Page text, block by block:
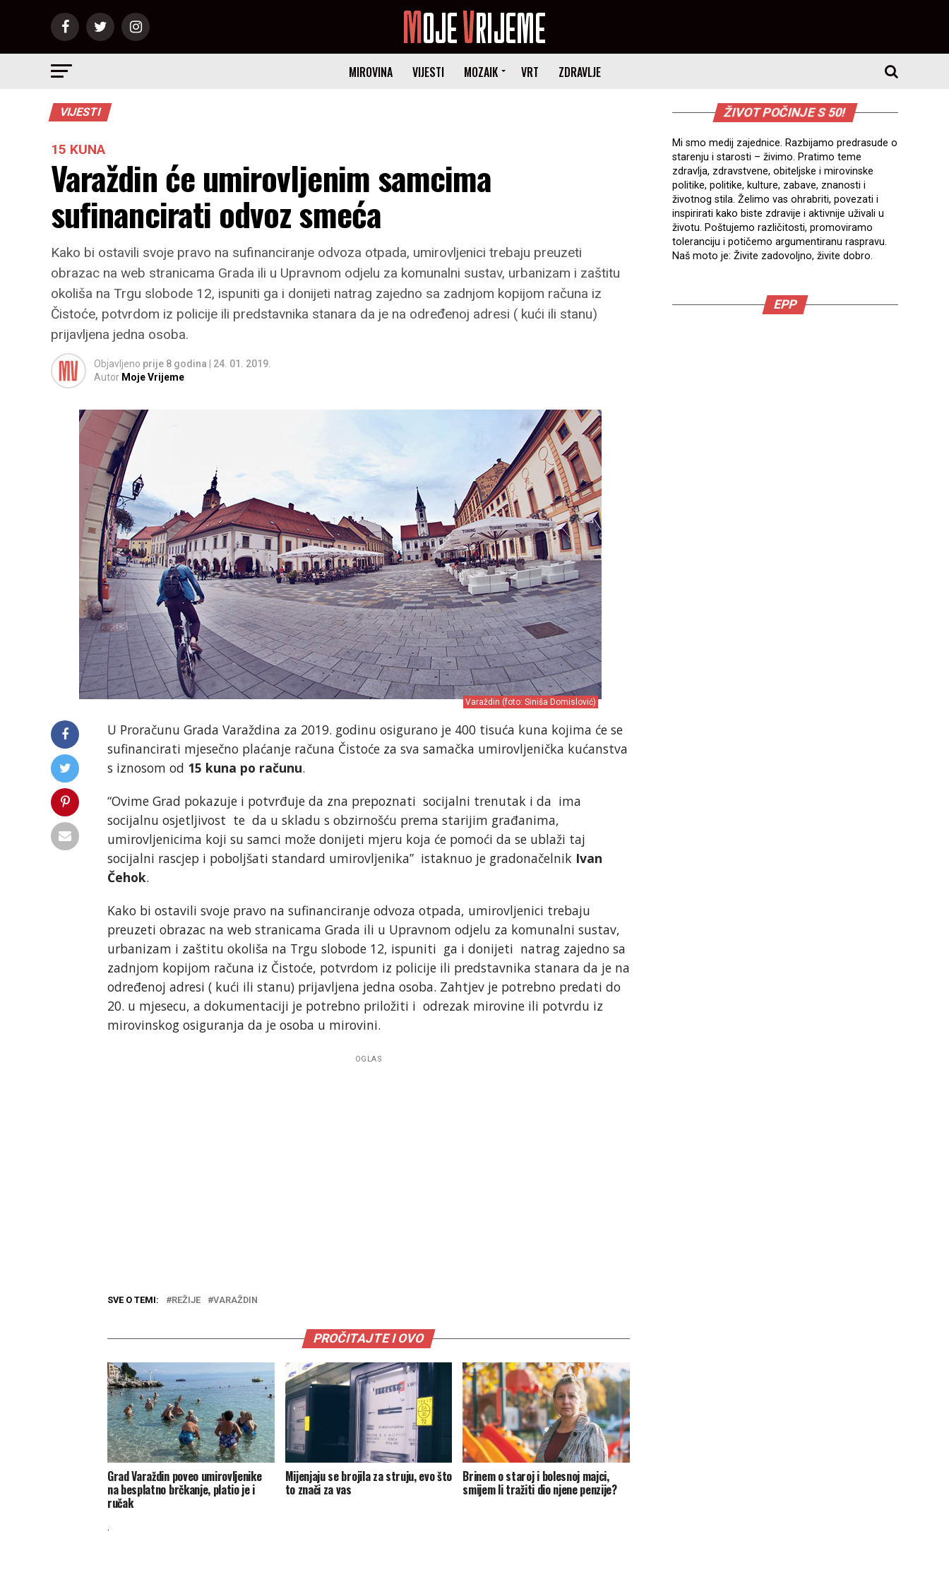
MIROVINA VIJESTI MOZAIK VRT ZDRAVLJE
VIJESTI
15 KUNA
Varaždin će umirovljenim samcima
sufinancirati odvoz smeća
Kako bi ostavili svoje pravo na sufinanciranje odvoza otpada, umirovljenici trebaju preuzeti
obrazac na web stranicama Grada ili u Upravnom odjelu za komunalni sustav, urbanizam i zaštitu
okoliša na Trgu slobode 12, ispuniti ga i donijeti natrag zajedno sa zadnjom kopijom računa iz
Čistoće, potvrdom iz policije ili predstavnika stanara da je na određenoj adresi ( kući ili stanu)
prijavljena jedna osoba.
Objavljeno prije 8 godina
24. 01. 2019.
Autor Moje Vrijeme
Varaždin (foto: Siniša Domislović)
U Proračunu Grada Varaždina za 2019. godinu osigurano je 400 tisuća kuna kojima će se
sufinancirati mjesečno plaćanje računa Čistoće za sva samačka umirovljenička kućanstva
s iznosom od 15 kuna po računu.
“Ovime Grad pokazuje i potvrđuje da zna prepoznati socijalni trenutak i da ima
socijalnu osjetljivost te da u skladu s obzirnošću prema starijim građanima,
umirovljenicima koji su samci može donijeti mjeru koja će pomoći da se ublaži taj
socijalni rascjep i poboljšati standard umirovljenika” istaknuo je gradonačelnik Ivan
Čehok.
Kako bi ostavili svoje pravo na sufinanciranje odvoza otpada, umirovljenici trebaju
preuzeti obrazac na web stranicama Grada ili u Upravnom odjelu za komunalni sustav,
urbanizam i zaštitu okoliša na Trgu slobode 12, ispuniti ga i donijeti natrag zajedno sa
zadnjom kopijom računa iz Čistoće, potvrdom iz policije ili predstavnika stanara da je na
određenoj adresi ( kući ili stanu) prijavljena jedna osoba. Zahtjev je potrebno predati do
20. u mjesecu, a dokumentaciji je potrebno priložiti i odrezak mirovine ili potvrdu iz
mirovinskog osiguranja da je osoba u mirovini.
OGLAS
SVE O TEMI: REŽIJE VARAŽDIN
PROČITAJTE I OVO
Grad Varaždin poveo umirovljenike
na besplatno brčkanje, platio je i
ručak
Mijenjaju se brojila za struju, evo što
to znači za vas
Brinem o staroj i bolesnoj majci,
smijem li tražiti dio njene penzije?
.
ŽIVOT POČINJE S 50!
Mi smo medij zajednice. Razbijamo predrasude o
starenju i starosti – živimo. Pratimo teme
zdravlja, zdravstvene, obiteljske i mirovinske
politike, politike, kulture, zabave, znanosti i
životnog stila. Želimo vas ohrabriti, povezati i
inspirirati kako biste zdravije i aktivnije uživali u
životu. Poštujemo različitosti, promoviramo
toleranciju i potičemo argumentiranu raspravu.
Naš moto je: Živite zadovoljno, živite dobro.
EPP